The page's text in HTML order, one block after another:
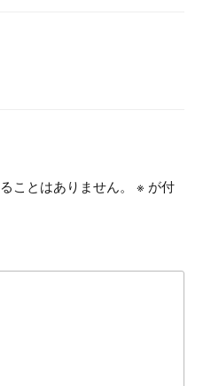
ことはありません。 ※ が付